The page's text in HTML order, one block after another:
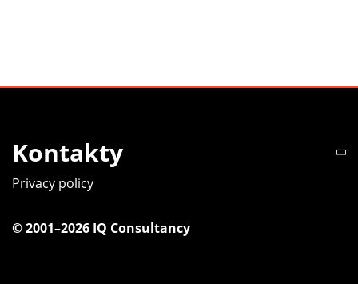
Kontakty
Privacy policy
© 2001–2026 IQ Consultancy